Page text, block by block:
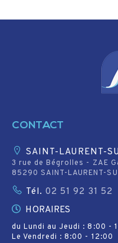
CONTACT
SAINT-LAURENT-
3 rue de Bégrolles - ZAE
85290 SAINT-LAURENT-
Tél. 02 51 92 31 52
HORAIRES
du Lundi au Jeudi : 8:00 -
Le Vendredi : 8:00 - 12:00